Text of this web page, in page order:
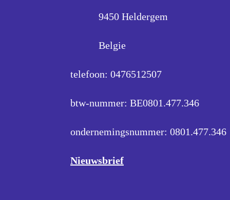
9450 Heldergem
Belgie
telefoon: 0476512507
btw-nummer: BE0801.477.346
ondernemingsnummer: 0801.477.346
Nieuwsbrief